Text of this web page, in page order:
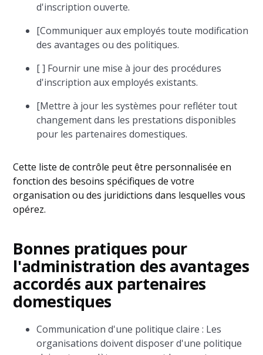
d'inscription ouverte.
[Communiquer aux employés toute modification
des avantages ou des politiques.
[ ] Fournir une mise à jour des procédures
d'inscription aux employés existants.
[Mettre à jour les systèmes pour refléter tout
changement dans les prestations disponibles
pour les partenaires domestiques.
Cette liste de contrôle peut être personnalisée en
fonction des besoins spécifiques de votre
organisation ou des juridictions dans lesquelles vous
opérez.
Bonnes pratiques pour
l'administration des avantages
accordés aux partenaires
domestiques
Communication d'une politique claire : Les
organisations doivent disposer d'une politique